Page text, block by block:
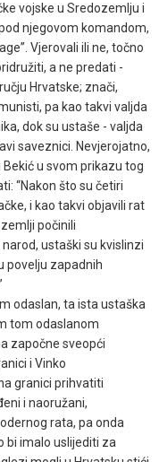
vojske u Sredozemlju i
njegovom komandom,
Vjerovali ili ne, točno
a ne predati -
Hrvatske; znači,
pa kao takvi valjda
dok su ustaše - valjda
saveznici. Nevjerojatno,
u svom prikazu tog
“Nakon što su četiri
i kao takvi objavili rat
počinili
ustaški su kvislinzi
povelju zapadnih
odaslan, ta ista ustaška
tom odaslanom
započne sveopći
i Vinko
granici prihvatiti
i naoružani,
rata, pa onda
bi imalo uslijediti za